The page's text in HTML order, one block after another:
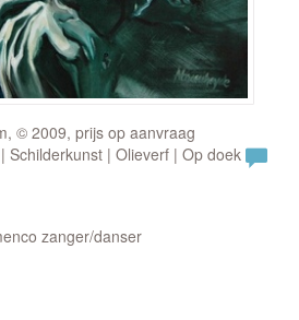
© 2009, prijs op aanvraag
Schilderkunst | Olieverf | Op doek
zanger/danser